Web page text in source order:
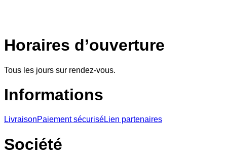
Horaires d’ouverture
Tous les jours sur rendez-vous.
Informations
LivraisonPaiement sécuriséLien partenaires
Société